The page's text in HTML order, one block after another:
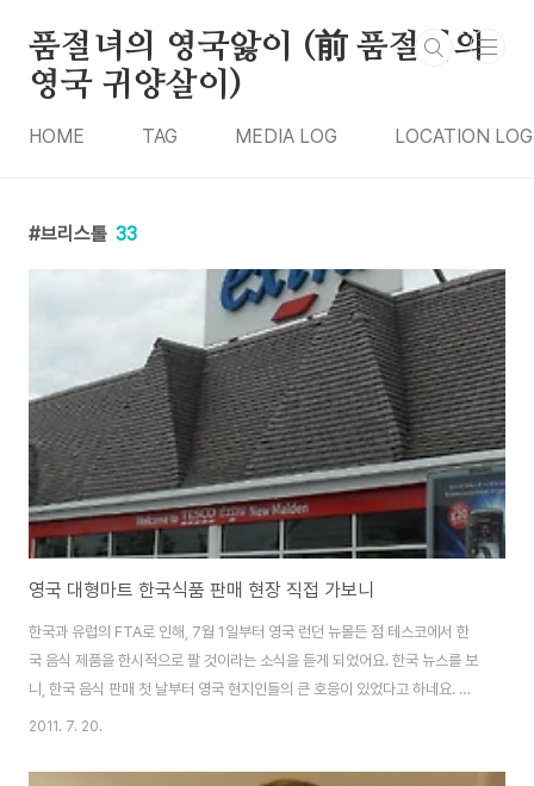
품절녀의 영국앓이 (前 품절녀의
영국 귀양살이)
HOME TAG MEDIA LOG LOCATION LOG
브리스톨 33
영국 대형마트 한국식품 판매 현장 직접 가보니
한국과 유럽의 FTA로 인해, 7월 1일부터 영국 런던 뉴몰든 점 테스코에서 한
국 음식 제품을 한시적으로 팔 것이라는 소식을 듣게 되었어요. 한국 뉴스를 보
니, 한국 음식 판매 첫 날부터 영국 현지인들의 큰 호응이 있었다고 하네요. 기
사를 찬찬히 읽어보니, 한국 음식의 판매 추이를 지켜본 후에, 영국 전 역에 있
에 소식을 잘못 듣고, 모든 테스코에 한국 식품이 들어오는 것으로 착각하여, 하
2011. 7. 20.